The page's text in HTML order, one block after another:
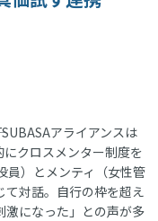
アライアンスは
クロスメンター制度を
員）とメンティ（女性管
対話。自行の枠を超え
激になった」との声が多